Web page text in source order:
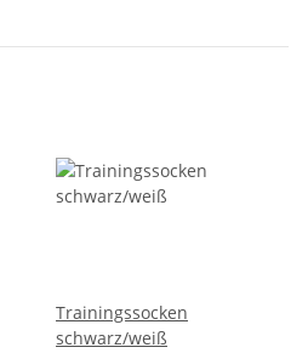
Trainingssocken
schwarz/weiß